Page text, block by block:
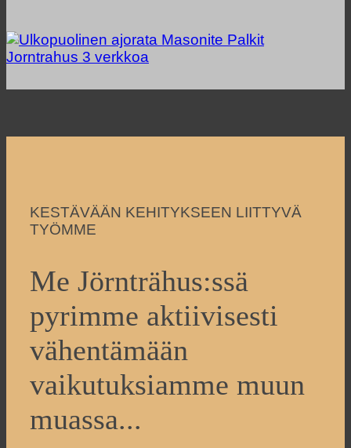
KESTÄVÄÄN KEHITYKSEEN LIITTYVÄ
TYÖMME
Me Jörnträhus:ssä
pyrimme aktiivisesti
vähentämään
vaikutuksiamme muun
muassa...